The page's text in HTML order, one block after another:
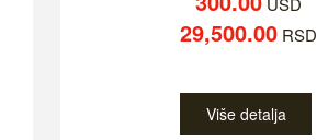
29,500.00 RSD
Više detalja